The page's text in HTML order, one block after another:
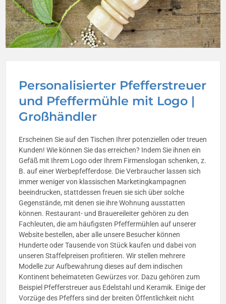
Personalisierter Pfefferstreuer
und Pfeffermühle mit Logo |
Großhändler
Erscheinen Sie auf den Tischen Ihrer potenziellen oder treuen
Kunden! Wie können Sie das erreichen? Indem Sie ihnen ein
Gefäß mit Ihrem Logo oder Ihrem Firmenslogan schenken, z.
B. auf einer Werbepfefferdose. Die Verbraucher lassen sich
immer weniger von klassischen Marketingkampagnen
beeindrucken, stattdessen freuen sie sich über solche
Gegenstände, mit denen sie ihre Wohnung ausstatten
können. Restaurant- und Brauereileiter gehören zu den
Fachleuten, die am häufigsten Pfeffermühlen auf unserer
Website bestellen, aber alle unsere Besucher können
Hunderte oder Tausende von Stück kaufen und dabei von
unseren Staffelpreisen profitieren. Wir stellen mehrere
Modelle zur Aufbewahrung dieses auf dem indischen
Kontinent beheimateten Gewürzes vor. Dazu gehören zum
Beispiel Pfefferstreuer aus Edelstahl und Keramik. Einige der
Vorzüge des Pfeffers sind der breiten Öffentlichkeit nicht